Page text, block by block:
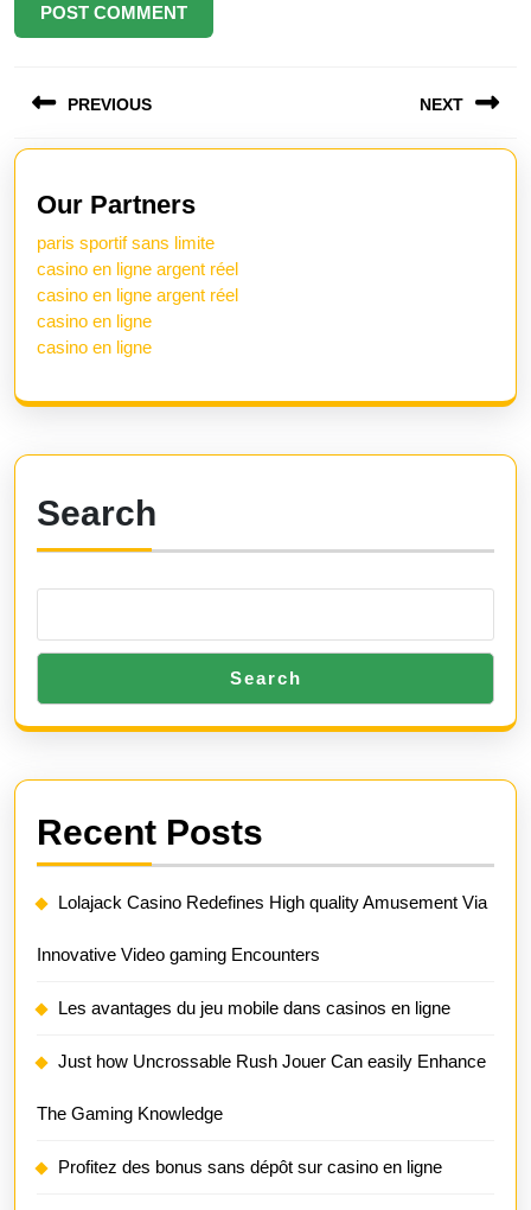
navigation
PREVIOUS
Previous
post:
NEXT
Our Partners
paris sportif sans limite
casino en ligne argent réel
casino en ligne argent réel
casino en ligne
casino en ligne
Search
Search
Recent Posts
Lolajack Casino Redefines High quality Amusement Via
Innovative Video gaming Encounters
Les avantages du jeu mobile dans casinos en ligne
Just how Uncrossable Rush Jouer Can easily Enhance
The Gaming Knowledge
Profitez des bonus sans dépôt sur casino en ligne